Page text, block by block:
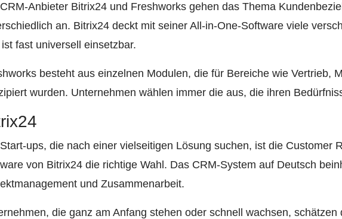
Anbieter Bitrix24 und Freshworks gehen das Thema
an. Bitrix24 deckt mit seiner All-in-One-Software viele
fast universell einsetzbar.
besteht aus einzelnen Modulen, die für Bereiche wie Vertrieb,
wurden. Unternehmen wählen immer die aus, die ihren
ups, die nach einer vielseitigen Lösung suchen, ist die Customer
von Bitrix24 die richtige Wahl. Das CRM-System auf Deutsch
und Zusammenarbeit.
die ganz am Anfang stehen oder schnell wachsen,